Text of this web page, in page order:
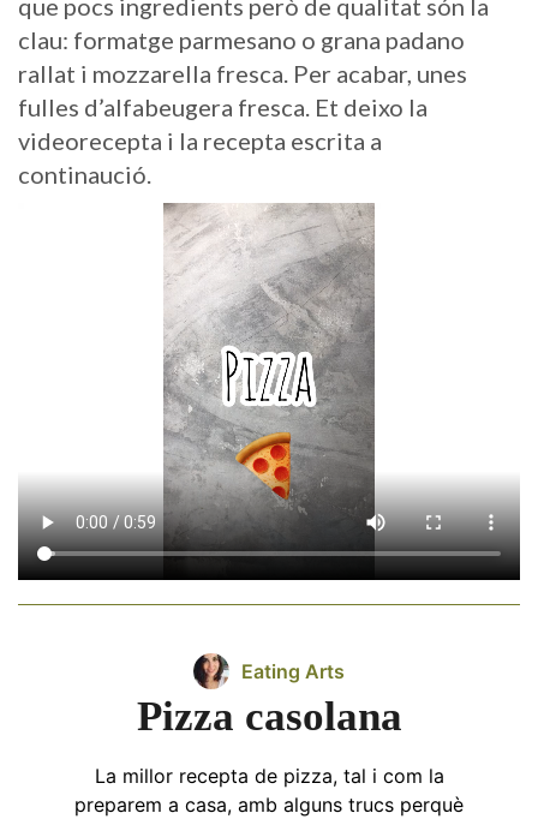
que pocs ingredients però de qualitat són la
clau: formatge parmesano o grana padano
rallat i mozzarella fresca. Per acabar, unes
fulles d’alfabeugera fresca. Et deixo la
videorecepta i la recepta escrita a
continaució.
Eating Arts
Pizza casolana
La millor recepta de pizza, tal i com la
preparem a casa, amb alguns trucs perquè